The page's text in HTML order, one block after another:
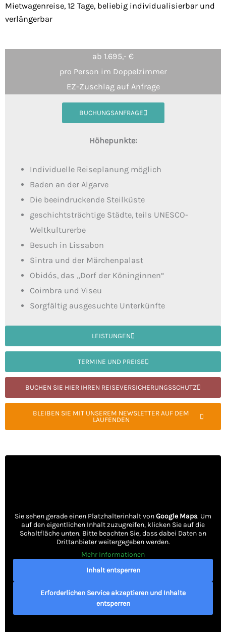
Mietwagenreise, 12 Tage, beliebig individualisierbar und
verlängerbar
ab 1.695,- €
pro Person im Doppelzimmer
EZ-Zuschlag auf Anfrage
BUCHUNGSANFRAGE
Höhepunkte:
Individuelle Reiseplanung möglich
Baden an der Algarve
Die beeindruckende Steilküste
geschichtsträchtige Städte, teils UNESCO-
Weltkulturerbe
Besuch in Lissabon
Sintra und der Märchenpalast
Obidós, das „Dorf der Köninginnen“
Coimbra und Viseu
Sorgfältig ausgesuchte Unterkünfte
LEISTUNGEN
TERMINE UND PREISE
BUCHEN SIE HIER IHREN REISEVERSICHERUNGSSCHUTZ
BLEIBEN SIE MIT UNSEREM NEWSLETTER AUF DEM
LAUFENDEN
Sie sehen gerade einen Platzhalterinhalt vonGoogle Maps. Um
auf den eigentlichen Inhalt zuzugreifen, klicken Sie auf die
Schaltfläche unten. Bitte beachten Sie, dass dabei Daten an
Drittanbieter weitergegeben werden.
Mehr Informationen
Inhalt entsperren
Erforderlichen Service akzeptieren und Inhalte
entsperren